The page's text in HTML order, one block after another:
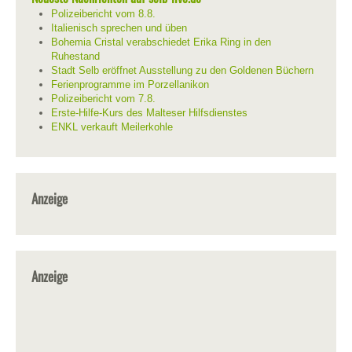
Polizeibericht vom 8.8.
Italienisch sprechen und üben
Bohemia Cristal verabschiedet Erika Ring in den
Ruhestand
Stadt Selb eröffnet Ausstellung zu den Goldenen Büchern
Ferienprogramme im Porzellanikon
Polizeibericht vom 7.8.
Erste-Hilfe-Kurs des Malteser Hilfsdienstes
ENKL verkauft Meilerkohle
Anzeige
Anzeige